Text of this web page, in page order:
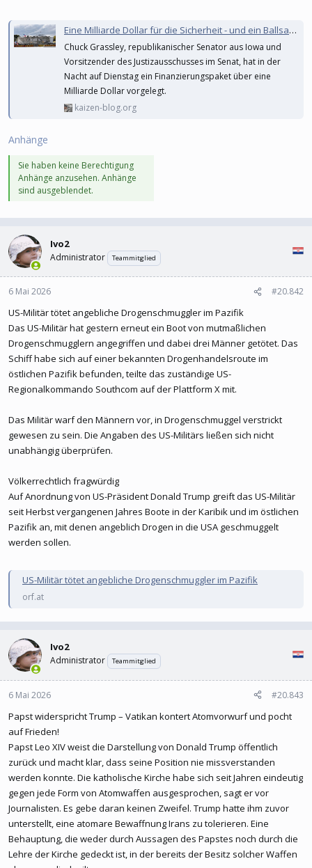
Eine Milliarde Dollar für die Sicherheit - und ein Ballsaal, den niemand bestellt hat
Chuck Grassley, republikanischer Senator aus Iowa und
Vorsitzender des Justizausschusses im Senat, hat in der
Nacht auf Dienstag ein Finanzierungspaket über eine
Milliarde Dollar vorgelegt.
kaizen-blog.org
Anhänge
Sie haben keine Berechtigung
Anhänge anzusehen. Anhänge
sind ausgeblendet.
Ivo2
Administrator Teammitglied
6 Mai 2026 #20.842
US-Militär tötet angebliche Drogenschmuggler im Pazifik
Das US-Militär hat gestern erneut ein Boot von mutmaßlichen
Drogenschmugglern angegriffen und dabei drei Männer getötet. Das
Schiff habe sich auf einer bekannten Drogenhandelsroute im
östlichen Pazifik befunden, teilte das zuständige US-
Regionalkommando Southcom auf der Plattform X mit.
Das Militär warf den Männern vor, in Drogenschmuggel verstrickt
gewesen zu sein. Die Angaben des US-Militärs ließen sich nicht
unabhängig überprüfen.
Völkerrechtlich fragwürdig
Auf Anordnung von US-Präsident Donald Trump greift das US-Militär
seit Herbst vergangenen Jahres Boote in der Karibik und im östlichen
Pazifik an, mit denen angeblich Drogen in die USA geschmuggelt
werden sollen.
US-Militär tötet angebliche Drogenschmuggler im Pazifik
orf.at
Ivo2
Administrator Teammitglied
6 Mai 2026 #20.843
Papst widerspricht Trump – Vatikan kontert Atomvorwurf und pocht
auf Frieden!
Papst Leo XIV weist die Darstellung von Donald Trump öffentlich
zurück und macht klar, dass seine Position nie missverstanden
werden konnte. Die katholische Kirche habe sich seit Jahren eindeutig
gegen jede Form von Atomwaffen ausgesprochen, sagt er vor
Journalisten. Es gebe daran keinen Zweifel. Trump hatte ihm zuvor
unterstellt, eine atomare Bewaffnung Irans zu tolerieren. Eine
Behauptung, die weder durch Aussagen des Papstes noch durch die
Lehre der Kirche gedeckt ist, in der bereits der Besitz solcher Waffen